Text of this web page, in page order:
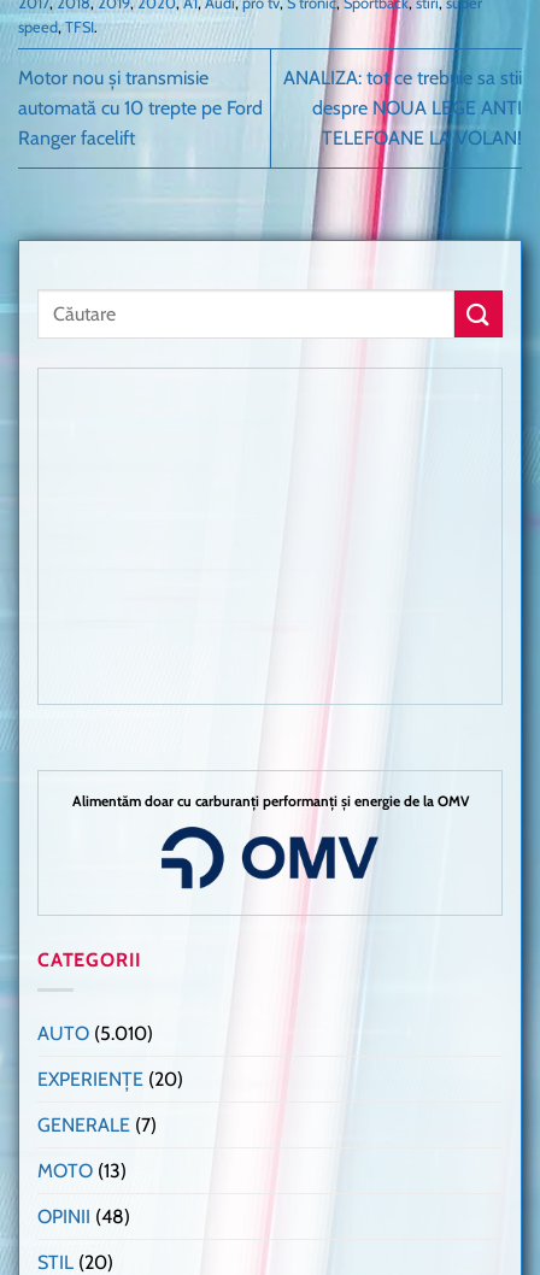
speed,TFSI.
Motor nou și transmisie
automată cu 10 trepte pe Ford
Ranger facelift
ANALIZA: tot ce trebuie sa stii
despre NOUA LEGE ANTI
TELEFOANE LA VOLAN!
Alimentăm doar cu carburanți performanți și energie de la OMV
CATEGORII
AUTO (5.010)
EXPERIENȚE (20)
GENERALE (7)
MOTO (13)
OPINII (48)
STIL (20)